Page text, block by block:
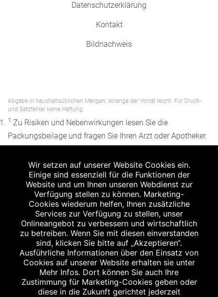
Datenschutzerklärung
Kontakt
Bildnachweis
Abgabe in haushaltsüblichen Mengen, solange der Vorrat reicht. Für Druck-
und Satzfehler keine Haftung.
1 Zu Risiken und Nebenwirkungen lesen Sie die
Packungsbeilage und fragen Sie Ihren Arzt oder Apotheker.
Apothekenerstattungspreis (AEP). Der AEP ist keine
unverbindliche Preisempfehlung der Hersteller. Der AEP ist
ein von den Apotheken in Ansatz gebrachter Preis für
rezeptfreie Arzneimittel. Er entspricht in der Höhe dem für
Apotheken verbindlichen Abgabepreis, zu dem eine
Apotheke in bestimmten Fällen (z.B. bei Kindern unter 12
Jahren) das Produkt mit der gesetzlichen
Krankenversicherung abrechnet. Der AEP ist der allgemeine
Erstattungspreis im Falle einer Kostenübernahme durch die
gesetzlichen Krankenkassen, vor Abzug eines
Wir setzen auf unserer Website Cookies ein.
Einige sind essenziell für die Funktionen der
Website und um Ihnen unseren Webdienst zur
Verfügung stellen zu können. Marketing-
Cookies wiederum helfen, Ihnen zusätzliche
Services zur Verfügung zu stellen, unser
Onlineangebot zu verbessern und wirtschaftlich
zu betreiben. Wenn Sie mit diesen einverstanden
sind, klicken Sie bitte auf „Akzeptieren“.
Ausführliche Informationen über den Einsatz von
Cookies auf unserer Website erhalten sie unter
Mehr Infos. Dort können Sie auch Ihre
Zustimmung für Marketing-Cookies geben oder
diese in die Zukunft gerichtet jederzeit